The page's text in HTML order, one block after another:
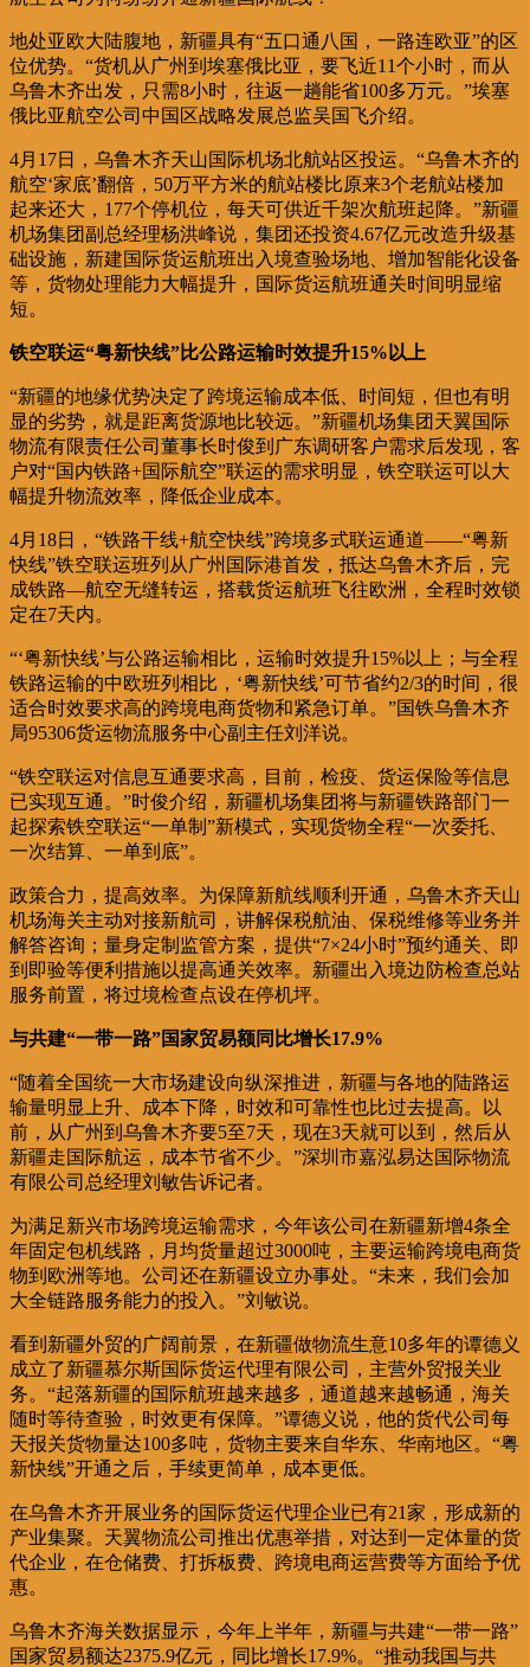
地处亚欧大陆腹地，新疆具有“五口通八国，一路连欧亚”的区
位优势。“货机从广州到埃塞俄比亚，要飞近11个小时，而从
乌鲁木齐出发，只需8小时，往返一趟能省100多万元。”埃塞
俄比亚航空公司中国区战略发展总监吴国飞介绍。
4月17日，乌鲁木齐天山国际机场北航站区投运。“乌鲁木齐的
航空‘家底’翻倍，50万平方米的航站楼比原来3个老航站楼加
起来还大，177个停机位，每天可供近千架次航班起降。”新疆
机场集团副总经理杨洪峰说，集团还投资4.67亿元改造升级基
础设施，新建国际货运航班出入境查验场地、增加智能化设备
等，货物处理能力大幅提升，国际货运航班通关时间明显缩
短。
铁空联运“粤新快线”比公路运输时效提升15%以上
“新疆的地缘优势决定了跨境运输成本低、时间短，但也有明
显的劣势，就是距离货源地比较远。”新疆机场集团天翼国际
物流有限责任公司董事长时俊到广东调研客户需求后发现，客
户对“国内铁路+国际航空”联运的需求明显，铁空联运可以大
幅提升物流效率，降低企业成本。
4月18日，“铁路干线+航空快线”跨境多式联运通道——“粤新
快线”铁空联运班列从广州国际港首发，抵达乌鲁木齐后，完
成铁路—航空无缝转运，搭载货运航班飞往欧洲，全程时效锁
定在7天内。
“‘粤新快线’与公路运输相比，运输时效提升15%以上；与全程
铁路运输的中欧班列相比，‘粤新快线’可节省约2/3的时间，很
适合时效要求高的跨境电商货物和紧急订单。”国铁乌鲁木齐
局95306货运物流服务中心副主任刘洋说。
“铁空联运对信息互通要求高，目前，检疫、货运保险等信息
已实现互通。”时俊介绍，新疆机场集团将与新疆铁路部门一
起探索铁空联运“一单制”新模式，实现货物全程“一次委托、
一次结算、一单到底”。
政策合力，提高效率。为保障新航线顺利开通，乌鲁木齐天山
机场海关主动对接新航司，讲解保税航油、保税维修等业务并
解答咨询；量身定制监管方案，提供“7×24小时”预约通关、即
到即验等便利措施以提高通关效率。新疆出入境边防检查总站
服务前置，将过境检查点设在停机坪。
与共建“一带一路”国家贸易额同比增长17.9%
“随着全国统一大市场建设向纵深推进，新疆与各地的陆路运
输量明显上升、成本下降，时效和可靠性也比过去提高。以
前，从广州到乌鲁木齐要5至7天，现在3天就可以到，然后从
新疆走国际航运，成本节省不少。”深圳市嘉泓易达国际物流
有限公司总经理刘敏告诉记者。
为满足新兴市场跨境运输需求，今年该公司在新疆新增4条全
年固定包机线路，月均货量超过3000吨，主要运输跨境电商货
物到欧洲等地。公司还在新疆设立办事处。“未来，我们会加
大全链路服务能力的投入。”刘敏说。
看到新疆外贸的广阔前景，在新疆做物流生意10多年的谭德义
成立了新疆慕尔斯国际货运代理有限公司，主营外贸报关业
务。“起落新疆的国际航班越来越多，通道越来越畅通，海关
随时等待查验，时效更有保障。”谭德义说，他的货代公司每
天报关货物量达100多吨，货物主要来自华东、华南地区。“粤
新快线”开通之后，手续更简单，成本更低。
在乌鲁木齐开展业务的国际货运代理企业已有21家，形成新的
产业集聚。天翼物流公司推出优惠举措，对达到一定体量的货
代企业，在仓储费、打拆板费、跨境电商运营费等方面给予优
惠。
乌鲁木齐海关数据显示，今年上半年，新疆与共建“一带一路”
国家贸易额达2375.9亿元，同比增长17.9%。“推动我国与共